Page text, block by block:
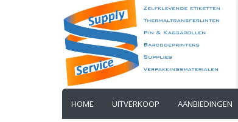
HOME UITVERKOOP AANBIEDINGEN